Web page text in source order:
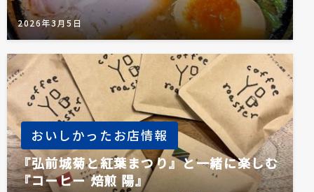
2026年3月5日
おいしかったお店情報
『弘前城菊と紅葉まつり』と一緒に楽しむ
『コーヒー 焙煎 陽』